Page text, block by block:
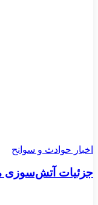
اخبار حوادث و سوانح
جزئیات آتش‌سوزی